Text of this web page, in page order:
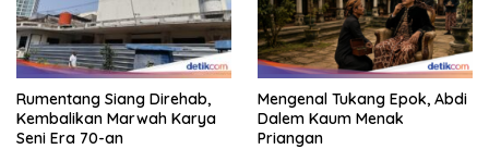
Rumentang Siang Direhab,
Kembalikan Marwah Karya
Seni Era 70-an
Mengenal Tukang Epok, Abdi
Dalem Kaum Menak
Priangan